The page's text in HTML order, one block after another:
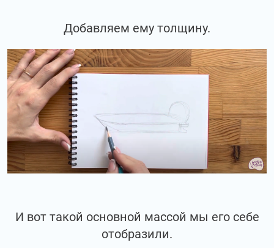
Добавляем ему толщину.
И вот такой основной массой мы его себе
отобразили.